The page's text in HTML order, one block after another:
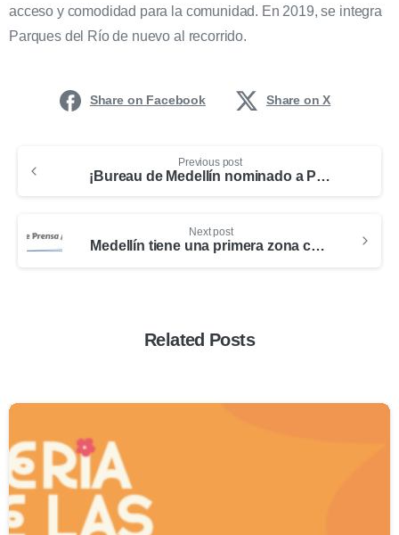
acceso y comodidad para la comunidad. En 2019, se integra
Parques del Río de nuevo al recorrido.
Share on Facebook Share on X
Previous post
¡Bureau de Medellín nominado a Premios Nacionales de Turismo!
Next post
Medellín tiene una primera zona certificada como destino turístico sostenible
Related Posts